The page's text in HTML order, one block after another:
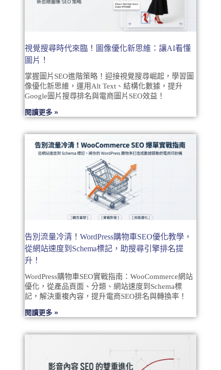
視覺搜尋時代來臨！圖像優化新思維：讓AI看懂
圖片！
掌握圖片SEO進階策略！迎接視覺搜尋崛起，學習圖
像優化新思維，運用Alt Text、結構化數據，提升
Google圖片搜尋排名與電商圖片SEO效益！
閱讀更多 »
告別流量冷清！WordPress購物車SEO優化教學，
從網站速度到Schema標記，助搜尋引擎排名提
升！
WordPress購物車SEO實戰指南：WooCommerce網站
優化，從產品頁面、分類、網站速度到Schema標
記，解決重複內容，提升電商SEO排名與轉換率！
閱讀更多 »